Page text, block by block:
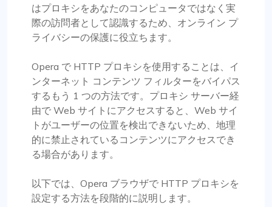
はプロキシをあなたのコンピュータではなく実
際の訪問者として認識するため、オンライン プ
ライバシーの保護に役立ちます。
Opera で HTTP プロキシを使用することは、イ
ンターネット コンテンツ フィルターをバイパス
するもう 1 つの方法です。プロキシ サーバー経
由で Web サイトにアクセスすると、Web サイ
トがユーザーの位置を検出できないため、地理
的に禁止されているコンテンツにアクセスでき
る場合があります。
以下では、Opera ブラウザで HTTP プロキシを
設定する方法を段階的に説明します。